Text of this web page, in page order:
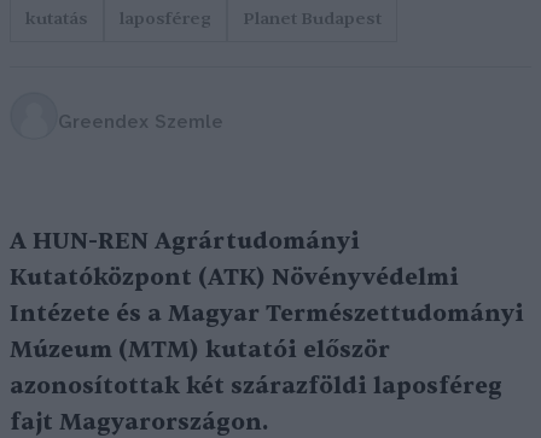
kutatás laposféreg Planet Budapest
Greendex Szemle
A HUN-REN Agrártudományi
Kutatóközpont (ATK) Növényvédelmi
Intézete és a Magyar Természettudományi
Múzeum (MTM) kutatói először
azonosítottak két szárazföldi laposféreg
fajt Magyarországon.